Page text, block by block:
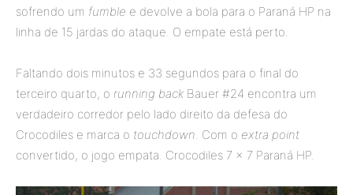
sofrendo um fumble e devolve a bola para o Paraná HP na
linha de 15 jardas do ataque. O empate está perto.
Faltando dois minutos e 33 segundos para o final do
terceiro quarto, o running back Bauer #24 encontra um
verdadeiro corredor pelo lado direito da defesa do
Crocodiles e marca o touchdown. Com o extra point
convertido, o jogo empata. Crocodiles 7 x 7 Paraná HP.